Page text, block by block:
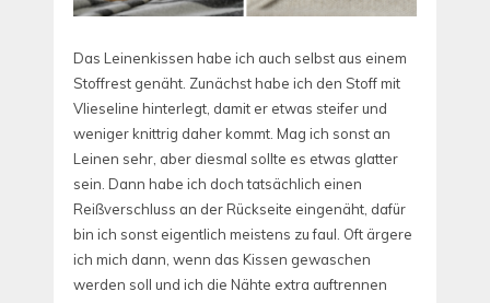
Das Leinenkissen habe ich auch selbst aus einem
Stoffrest genäht. Zunächst habe ich den Stoff mit
Vlieseline hinterlegt, damit er etwas steifer und
weniger knittrig daher kommt. Mag ich sonst an
Leinen sehr, aber diesmal sollte es etwas glatter
sein. Dann habe ich doch tatsächlich einen
Reißverschluss an der Rückseite eingenäht, dafür
bin ich sonst eigentlich meistens zu faul. Oft ärgere
ich mich dann, wenn das Kissen gewaschen
werden soll und ich die Nähte extra auftrennen